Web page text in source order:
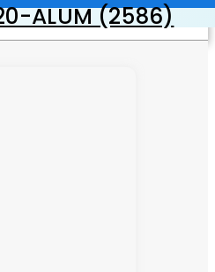
ALUM (2586)